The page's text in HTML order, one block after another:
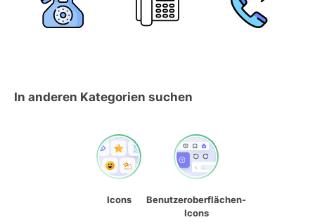
In anderen Kategorien suchen
Icons
Benutzeroberflächen-
Icons